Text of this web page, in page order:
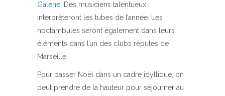
Galène . Des musiciens talentueux
interpréteront les tubes de l’année. Les
noctambules seront également dans leurs
éléments dans l’un des clubs réputés de
Marseille.
Pour passer Noël dans un cadre idyllique, on
peut prendre de la hauteur pour séjourner au